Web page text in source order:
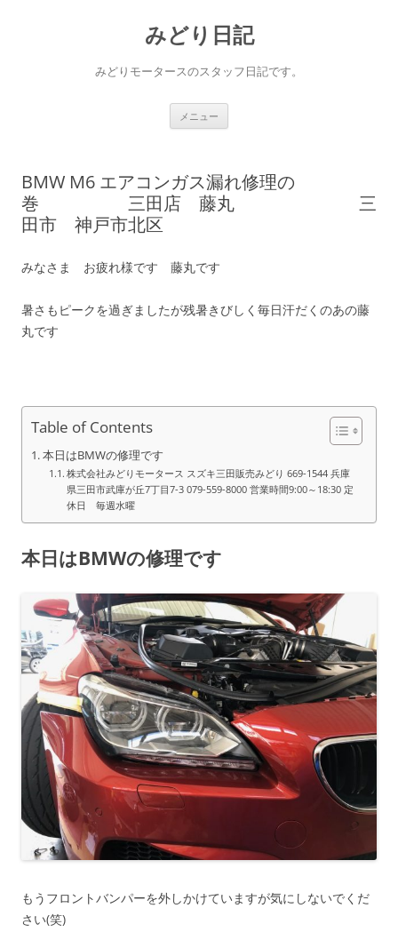
みどり日記
みどりモータースのスタッフ日記です。
メニュー
BMW M6 エアコンガス漏れ修理の
巻 三田店 藤丸 三
田市 神戸市北区
みなさま お疲れ様です 藤丸です
暑さもピークを過ぎましたが残暑きびしく毎日汗だくのあの藤
丸です
Table of Contents
本日はBMWの修理です
株式会社みどりモータース スズキ三田販売みどり 669-1544 兵庫
県三田市武庫が丘7丁目7-3 079-559-8000 営業時間9:00～18:30 定
休日 毎週水曜
本日はBMWの修理です
もうフロントバンパーを外しかけていますが気にしないでくだ
さい(笑)